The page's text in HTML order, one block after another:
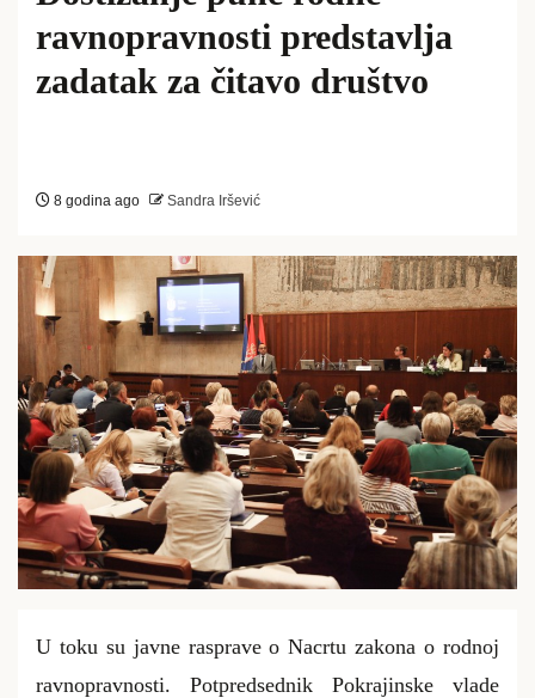
ravnopravnosti predstavlja
zadatak za čitavo društvo
8 godina ago Sandra Iršević
U toku su javne rasprave o Nacrtu zakona o rodnoj
ravnopravnosti. Potpredsednik Pokrajinske vlade